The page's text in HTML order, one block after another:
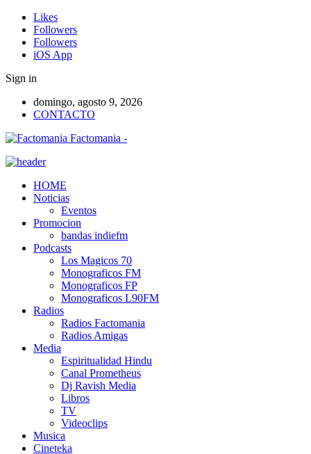
Likes
Followers
Followers
iOS App
Sign in
domingo, agosto 9, 2026
CONTACTO
Factomania -
HOME
Noticias
Eventos
Promocion
bandas indiefm
Podcasts
Los Magicos 70
Monograficos FM
Monograficos FP
Monograficos L90FM
Radios
Radios Factomania
Radios Amigas
Media
Espiritualidad Hindu
Canal Prometheus
Dj Ravish Media
Libros
TV
Videoclips
Musica
Cineteka